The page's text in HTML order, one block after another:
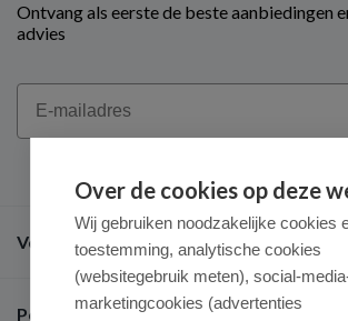
Ontvang als eerste de beste aanbiedingen
advies
Email
Veel gestelde vragen
Populaire merken
Over de cookies op deze
Wij gebruiken noodzakelijke cookies
toestemming, analytische cookies
(websitegebruik meten), social-
marketingcookies (advertenties